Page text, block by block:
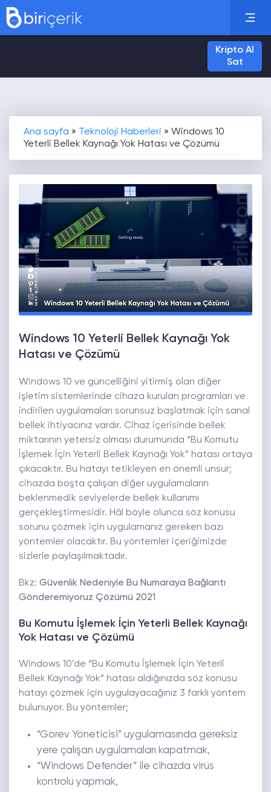
Kripto Al
Sat
Ana sayfa » Teknoloji Haberleri » Windows 10
Yeterli Bellek Kaynağı Yok Hatası ve Çözümü
Windows 10 Yeterli Bellek Kaynağı Yok
Hatası ve Çözümü
Windows 10 ve güncelliğini yitirmiş olan diğer
işletim sistemlerinde cihaza kurulan programları ve
indirilen uygulamaları sorunsuz başlatmak için sanal
bellek ihtiyacınız vardır. Cihaz içerisinde bellek
miktarının yetersiz olması durumunda “Bu Komutu
İşlemek İçin Yeterli Bellek Kaynağı Yok” hatası ortaya
çıkacaktır. Bu hatayı tetikleyen en önemli unsur;
cihazda boşta çalışan diğer uygulamaların
beklenmedik seviyelerde bellek kullanımı
gerçekleştirmesidir. Hâl böyle olunca söz konusu
sorunu çözmek için uygulamanız gereken bazı
yöntemler olacaktır. Bu yöntemler içeriğimizde
sizlerle paylaşılmaktadır.
Bkz: Güvenlik Nedeniyle Bu Numaraya Bağlantı
Gönderemiyoruz Çözümü 2021
Bu Komutu İşlemek İçin Yeterli Bellek Kaynağı
Yok Hatası ve Çözümü
Windows 10’de “Bu Komutu İşlemek İçin Yeterli
Bellek Kaynağı Yok” hatası aldığınızda söz konusu
hatayı çözmek için uygulayacağınız 3 farklı yöntem
bulunuyor. Bu yöntemler;
“Görev Yöneticisi” uygulamasında gereksiz
yere çalışan uygulamaları kapatmak,
“Windows Defender” ile cihazda virüs
kontrolü yapmak,